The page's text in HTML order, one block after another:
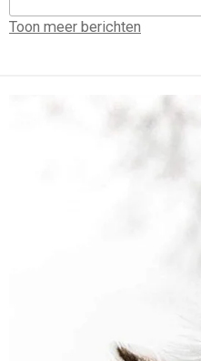
Toon meer berichten